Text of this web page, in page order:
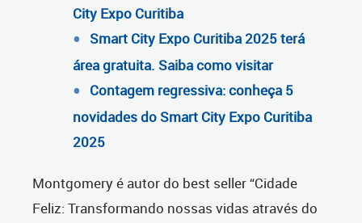
City Expo Curitiba
Smart City Expo Curitiba 2025 terá
área gratuita. Saiba como visitar
Contagem regressiva: conheça 5
novidades do Smart City Expo Curitiba
2025
Montgomery é autor do best seller “Cidade
Feliz: Transformando nossas vidas através do